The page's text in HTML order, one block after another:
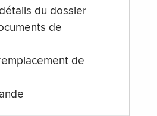
du dossier
de
de